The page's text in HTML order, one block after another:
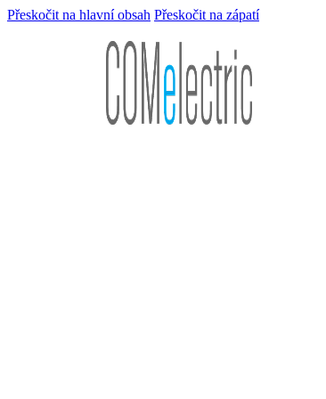
Přeskočit na hlavní obsah Přeskočit na zápatí